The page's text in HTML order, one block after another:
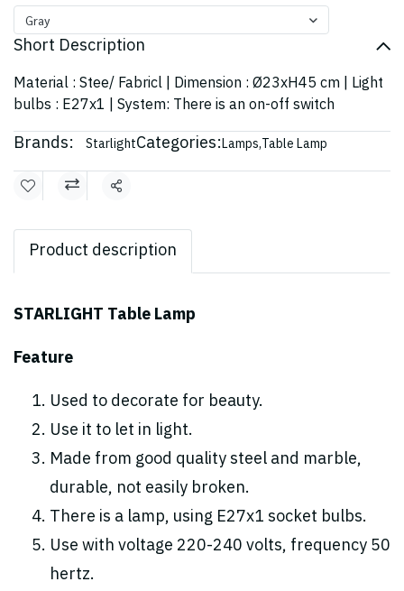
Gray
Short Description
Material : Stee/ Fabricl | Dimension : Ø23xH45 cm | Light
bulbs : E27x1 | System: There is an on-off switch
Brands: StarlightCategories:Lamps,Table Lamp
Share
Product description
STARLIGHT Table Lamp
Feature
Used to decorate for beauty.
Use it to let in light.
Made from good quality steel and marble,
durable, not easily broken.
There is a lamp, using E27x1 socket bulbs.
Use with voltage 220-240 volts, frequency 50
hertz.